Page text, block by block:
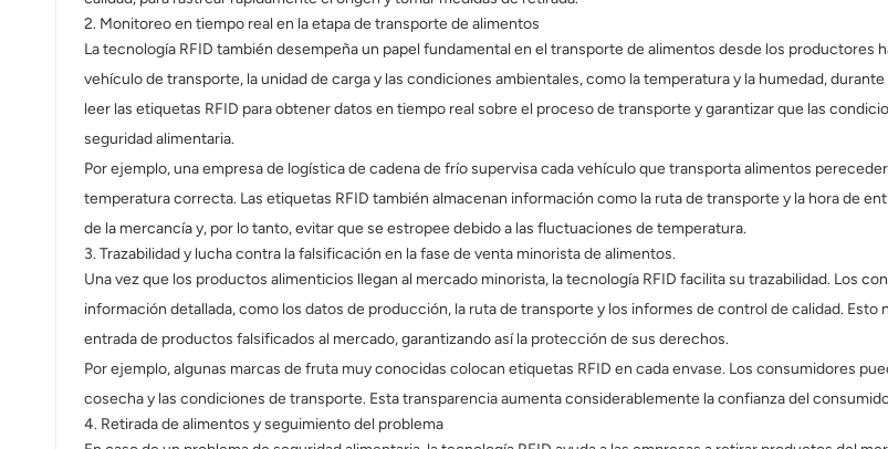
2. Monitoreo en tiempo real en la etapa de transporte de alimentos
La tecnología RFID también desempeña un papel fundamental en el transporte de alimentos desde los productores
vehículo de transporte, la unidad de carga y las condiciones ambientales, como la temperatura y la humedad,
leer las etiquetas RFID para obtener datos en tiempo real sobre el proceso de transporte y garantizar que las
seguridad alimentaria.
Por ejemplo, una empresa de logística de cadena de frío supervisa cada vehículo que transporta alimentos
temperatura correcta. Las etiquetas RFID también almacenan información como la ruta de transporte y la hora de
de la mercancía y, por lo tanto, evitar que se estropee debido a las fluctuaciones de temperatura.
3. Trazabilidad y lucha contra la falsificación en la fase de venta minorista de alimentos.
Una vez que los productos alimenticios llegan al mercado minorista, la tecnología RFID facilita su trazabilidad. Los
información detallada, como los datos de producción, la ruta de transporte y los informes de control de calidad.
entrada de productos falsificados al mercado, garantizando así la protección de sus derechos.
Por ejemplo, algunas marcas de fruta muy conocidas colocan etiquetas RFID en cada envase. Los consumidores
cosecha y las condiciones de transporte. Esta transparencia aumenta considerablemente la confianza del
4. Retirada de alimentos y seguimiento del problema